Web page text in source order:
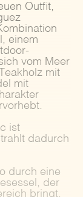
Outfit,
einem
vom Meer
mit
mit
ist
dadurch
durch eine
der
bringt,